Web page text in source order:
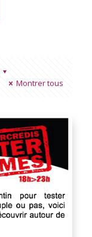
Montrer tous